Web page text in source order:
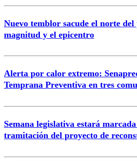
Nuevo temblor sacude el norte del
magnitud y el epicentro
Alerta por calor extremo:
Temprana Preventiva en tres
Semana legislativa estará
tramitación del proyecto de